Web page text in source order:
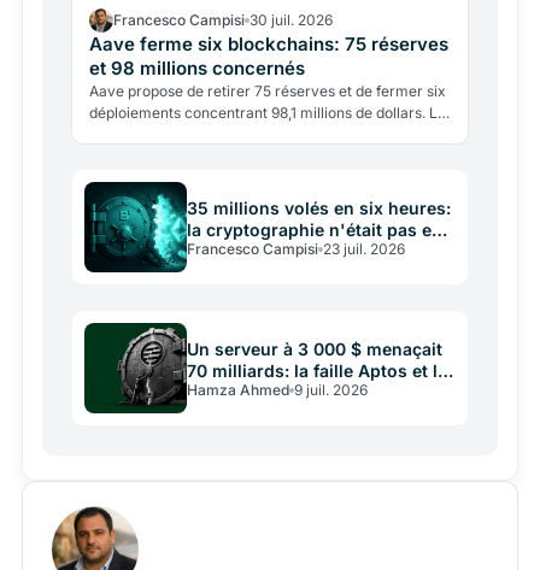
Francesco Campisi 30 juil. 2026
Aave ferme six blockchains: 75 réserves
et 98 millions concernés
Aave propose de retirer 75 réserves et de fermer six
déploiements concentrant 98,1 millions de dollars. Le
35 millions volés en six heures:
la cryptographie n'était pas en
cause
Francesco Campisi 23 juil. 2026
Un serveur à 3 000 $ menaçait
70 milliards: la faille Aptos et la
sécurité crypto
Hamza Ahmed 9 juil. 2026